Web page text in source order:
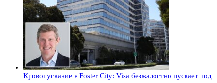
Кровопускание в Foster City: Visa безжалостно пускает под